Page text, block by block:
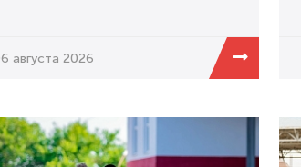
августа 2026